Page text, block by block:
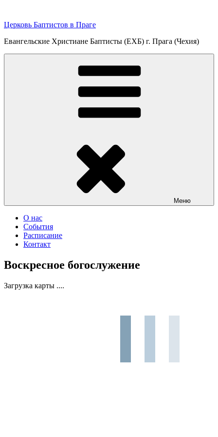
содержимому
Церковь Баптистов в Праге
Евангельские Христиане Баптисты (ЕХБ) г. Прага (Чехия)
Меню
О нас
События
Расписание
Контакт
Воскресное богослужение
Загрузка карты ....